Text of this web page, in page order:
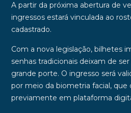
A partir da próxima abertura de
ingressos estará vinculada ao
cadastrado.
Com a nova legislação, bilhetes
senhas tradicionais deixam de
grande porte. O ingresso será
por meio da biometria facial, que
previamente em plataforma